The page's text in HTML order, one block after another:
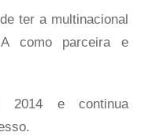
ter a multinacional
como parceira e
2014 e continua